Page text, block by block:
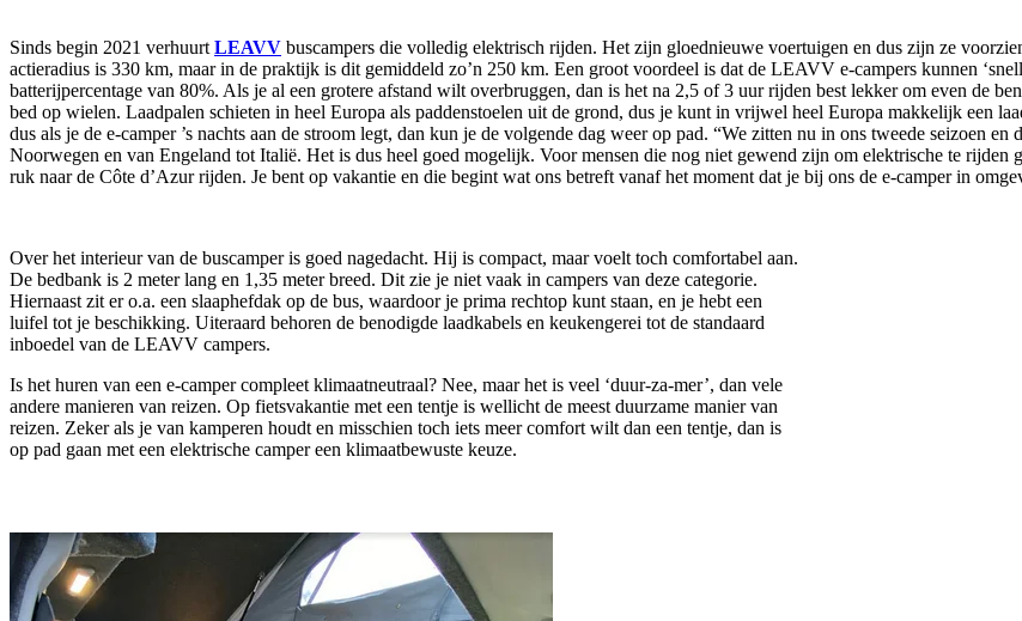
Sinds begin 2021 verhuurt LEAVV buscampers die volledig elektrisch rijden. Het zijn gloednieuwe voertuigen en dus zijn ze
actieradius is 330 km, maar in de praktijk is dit gemiddeld zo’n 250 km. Een groot voordeel is dat de LEAVV e-campers kunnen
batterijpercentage van 80%. Als je al een grotere afstand wilt overbruggen, dan is het na 2,5 of 3 uur rijden best lekker om even de
bed op wielen. Laadpalen schieten in heel Europa als paddenstoelen uit de grond, dus je kunt in vrijwel heel Europa makkelijk een
dus als je de e-camper ’s nachts aan de stroom legt, dan kun je de volgende dag weer op pad. “We zitten nu in ons tweede seizoen
Noorwegen en van Engeland tot Italië. Het is dus heel goed mogelijk. Voor mensen die nog niet gewend zijn om elektrische te rijden
ruk naar de Côte d’Azur rijden. Je bent op vakantie en die begint wat ons betreft vanaf het moment dat je bij ons de e-camper in
Over het interieur van de buscamper is goed nagedacht. Hij is compact, maar voelt toch comfortabel aan.
De bedbank is 2 meter lang en 1,35 meter breed. Dit zie je niet vaak in campers van deze categorie.
Hiernaast zit er o.a. een slaaphefdak op de bus, waardoor je prima rechtop kunt staan, en je hebt een
luifel tot je beschikking. Uiteraard behoren de benodigde laadkabels en keukengerei tot de standaard
inboedel van de LEAVV campers.
Is het huren van een e-camper compleet klimaatneutraal? Nee, maar het is veel ‘duur-za-mer’, dan vele
andere manieren van reizen. Op fietsvakantie met een tentje is wellicht de meest duurzame manier van
reizen. Zeker als je van kamperen houdt en misschien toch iets meer comfort wilt dan een tentje, dan is
op pad gaan met een elektrische camper een klimaatbewuste keuze.